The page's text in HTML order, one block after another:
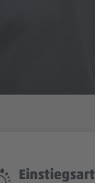
Einstiegsart